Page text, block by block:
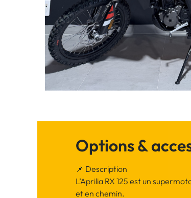
Options &
📌 Description
L’Aprilia RX 125 est un
et en chemin.